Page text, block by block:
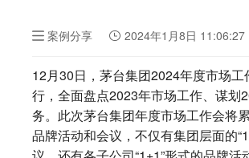
案例分享 2024年1月8日 11:06:27
12月30日，茅台集团2024年度市场
行，全面盘点2023年市场工作、谋划
务。此次茅台集团年度市场工作会将
品牌活动和会议，不仅有集团层面的